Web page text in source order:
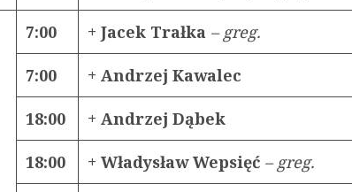
7:00 + Jacek Trałka – greg.
7:00 + Andrzej Kawalec
18:00 + Andrzej Dąbek
18:00 + Władysław Wepsięć – greg.